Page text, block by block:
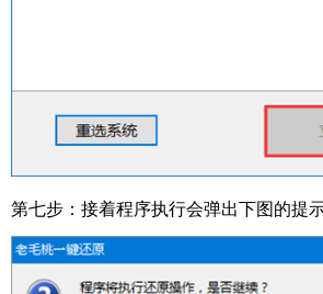
第七步：接着程序执行会弹出下图的提